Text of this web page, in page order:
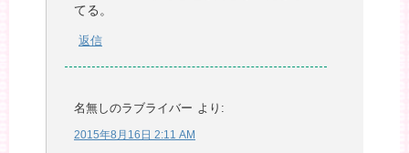
てる。
返信
名無しのラブライバー より:
2015年8月16日 2:11 AM